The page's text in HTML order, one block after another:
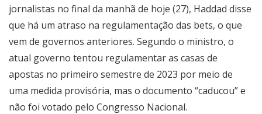
jornalistas no final da manhã de hoje (27), Haddad disse
que há um atraso na regulamentação das bets, o que
vem de governos anteriores. Segundo o ministro, o
atual governo tentou regulamentar as casas de
apostas no primeiro semestre de 2023 por meio de
uma medida provisória, mas o documento “caducou” e
não foi votado pelo Congresso Nacional.